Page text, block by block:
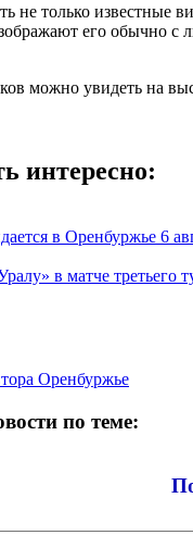
не только известные
его обычно с
можно увидеть на
интересно:
в Оренбуржье 6
в матче третьего
Оренбуржье
по теме: